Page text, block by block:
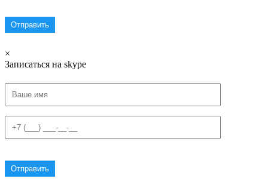
×
Записаться на skype